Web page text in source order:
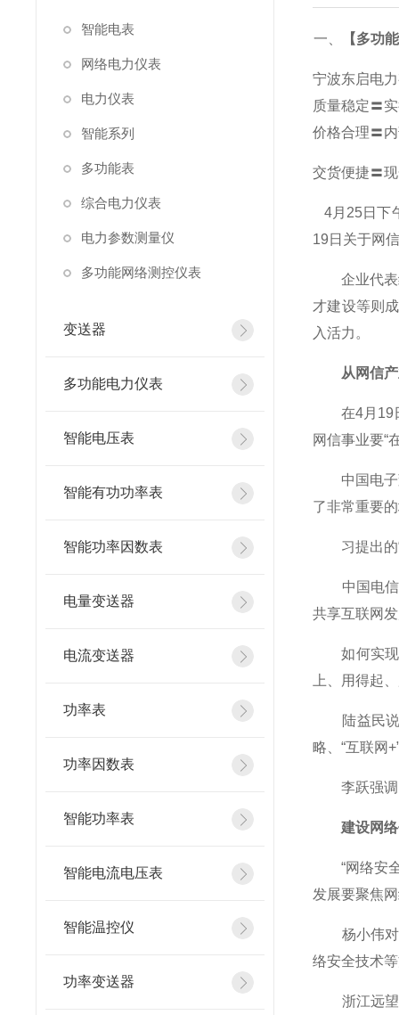
智能电表
网络电力仪表
电力仪表
智能系列
多功能表
综合电力仪表
电力参数测量仪
多功能网络测控仪表
变送器
多功能电力仪表
智能电压表
智能有功功率表
智能功率因数表
电量变送器
电流变送器
功率表
功率因数表
智能功率表
智能电流电压表
智能温控仪
功率变送器
一、 【多功
宁波东启电
质量稳定〓
价格合理〓
交货便捷〓
4月25日下
19日关于网
企业代表纷
才建设等则
入活力。
从网信产
在4月19日
网信事业要“
中国电子董
了非常重要
习提出的“
中国电信集
共享互联网
如何实现习
上、用得起
陆益民说
略、“互联网
李跃强调，
建设网络
“网络安全
发展要聚焦
杨小伟对此
络安全技术
浙江远望信